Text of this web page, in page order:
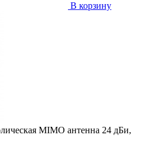
В корзину
MIMO антенна 24 дБи,